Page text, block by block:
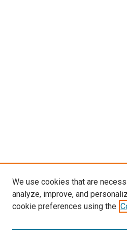
We use cookies that are
analyze, improve, and
cookie preferences using the